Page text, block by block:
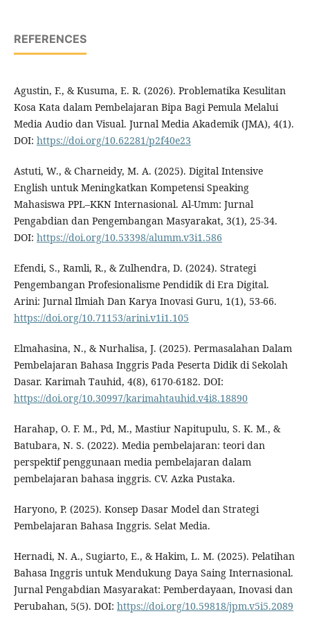
REFERENCES
Agustin, F., & Kusuma, E. R. (2026). Problematika Kesulitan
Kosa Kata dalam Pembelajaran Bipa Bagi Pemula Melalui
Media Audio dan Visual. Jurnal Media Akademik (JMA), 4(1).
DOI: https://doi.org/10.62281/p2f40e23
Astuti, W., & Charneidy, M. A. (2025). Digital Intensive
English untuk Meningkatkan Kompetensi Speaking
Mahasiswa PPL–KKN Internasional. Al-Umm: Jurnal
Pengabdian dan Pengembangan Masyarakat, 3(1), 25-34.
DOI: https://doi.org/10.53398/alumm.v3i1.586
Efendi, S., Ramli, R., & Zulhendra, D. (2024). Strategi
Pengembangan Profesionalisme Pendidik di Era Digital.
Arini: Jurnal Ilmiah Dan Karya Inovasi Guru, 1(1), 53-66.
https://doi.org/10.71153/arini.v1i1.105
Elmahasina, N., & Nurhalisa, J. (2025). Permasalahan Dalam
Pembelajaran Bahasa Inggris Pada Peserta Didik di Sekolah
Dasar. Karimah Tauhid, 4(8), 6170-6182. DOI:
https://doi.org/10.30997/karimahtauhid.v4i8.18890
Harahap, O. F. M., Pd, M., Mastiur Napitupulu, S. K. M., &
Batubara, N. S. (2022). Media pembelajaran: teori dan
perspektif penggunaan media pembelajaran dalam
pembelajaran bahasa inggris. CV. Azka Pustaka.
Haryono, P. (2025). Konsep Dasar Model dan Strategi
Pembelajaran Bahasa Inggris. Selat Media.
Hernadi, N. A., Sugiarto, E., & Hakim, L. M. (2025). Pelatihan
Bahasa Inggris untuk Mendukung Daya Saing Internasional.
Jurnal Pengabdian Masyarakat: Pemberdayaan, Inovasi dan
Perubahan, 5(5). DOI: https://doi.org/10.59818/jpm.v5i5.2089